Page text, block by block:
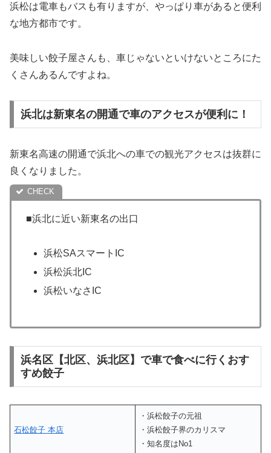
浜松は電車もバスも有りますが、やっぱり車があると便利
な地方都市です。
美味しい餃子屋さんも、車じゃないといけないところにた
くさんあるんですよね。
浜北は新東名の開通で車のアクセスが便利に！
新東名高速の開通で浜北への車での観光アクセスは抜群に
良くなりました。
■浜北に近い新東名の出口
浜松SAスマートIC
浜松浜北IC
浜松いなさIC
浜名区【北区、浜北区】で車で食べに行くおす
すめ餃子
石松餃子 本店
・浜松餃子の元祖
・浜松餃子界のカリスマ
・知名度はNo1